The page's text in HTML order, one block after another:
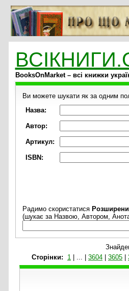
BooksOnMarket – всі книжки
Ви можете шукати як за одним
Назва:
Автор:
Артикул:
ISBN:
Радимо скористатися
(шукає за Назвою, Автором,
Cторінки:
1 ... 3604 3605